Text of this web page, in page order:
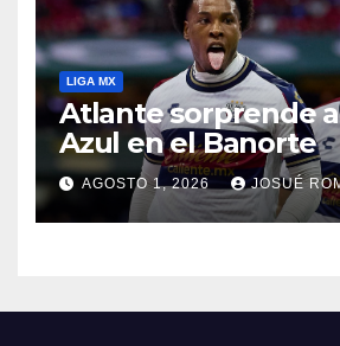
LIGA MX
Atlante sorprende
Azul en el Banorte
AGOSTO 1, 2026 JOSUÉ